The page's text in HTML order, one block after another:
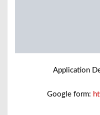
Application
Google form: